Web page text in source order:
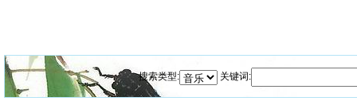
搜索类型: 关键词: